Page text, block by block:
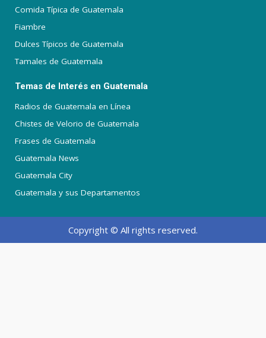
Comida Típica de Guatemala
Fiambre
Dulces Típicos de Guatemala
Tamales de Guatemala
Temas de Interés en Guatemala
Radios de Guatemala en Línea
Chistes de Velorio de Guatemala
Frases de Guatemala
Guatemala News
Guatemala City
Guatemala y sus Departamentos
Copyright © All rights reserved.